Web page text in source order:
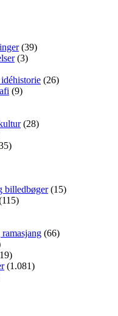
(39)
(3)
(26)
(9)
(28)
billedbøger(15)
(66)
(1.081)